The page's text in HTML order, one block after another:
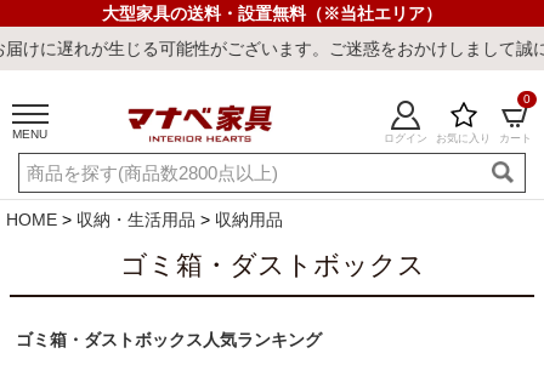
大型家具の送料・設置無料（※当社エリア）
がございます。ご迷惑をおかけしまして誠に申し訳ございません。
MENU ログイン お気に入り カート
0
ご利用ガイド 新規会員登録
店舗一覧 閲覧履歴
キーワード・商品番号で探す
HOME 収納・生活用品 収納用品
ゴミ箱・ダストボックス
ゴミ箱・ダストボックス人気ランキング